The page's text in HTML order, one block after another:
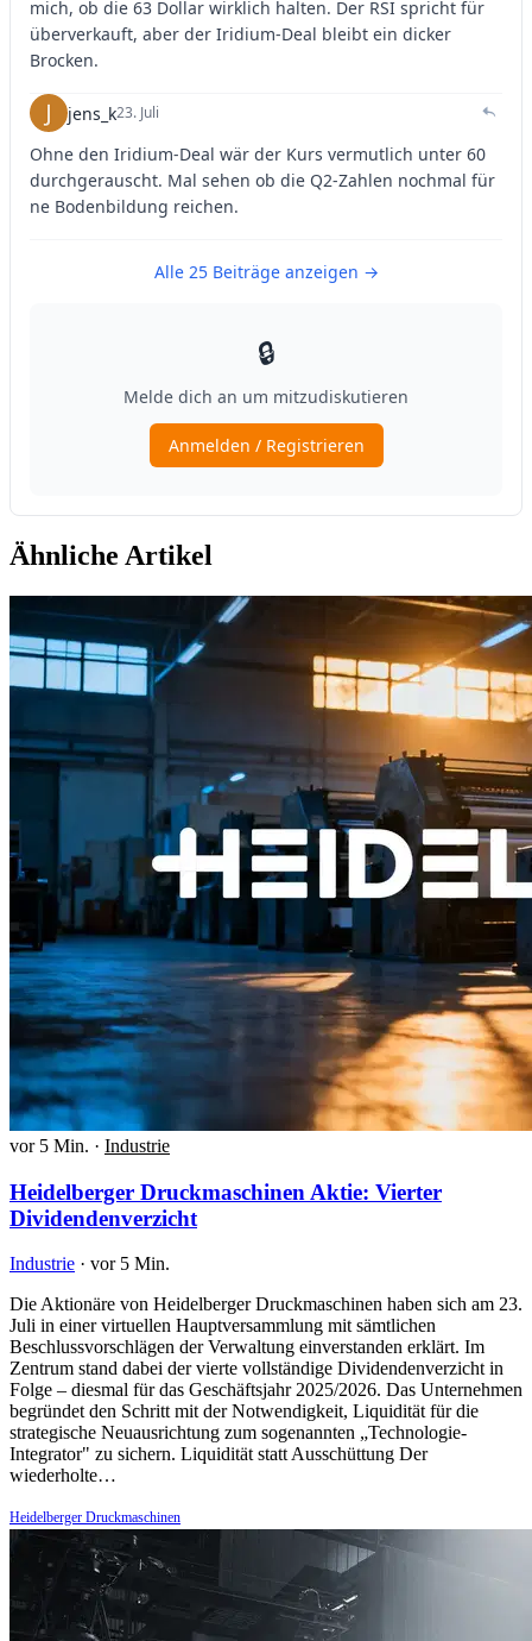
Ähnliche Artikel
vor 5 Min. · Industrie
Heidelberger Druckmaschinen Aktie: Vierter
Dividendenverzicht
Industrie · vor 5 Min.
Die Aktionäre von Heidelberger Druckmaschinen haben sich am 23.
Juli in einer virtuellen Hauptversammlung mit sämtlichen
Beschlussvorschlägen der Verwaltung einverstanden erklärt. Im
Zentrum stand dabei der vierte vollständige Dividendenverzicht in
Folge – diesmal für das Geschäftsjahr 2025/2026. Das Unternehmen
begründet den Schritt mit der Notwendigkeit, Liquidität für die
strategische Neuausrichtung zum sogenannten „Technologie-
Integrator" zu sichern. Liquidität statt Ausschüttung Der
wiederholte…
Heidelberger Druckmaschinen